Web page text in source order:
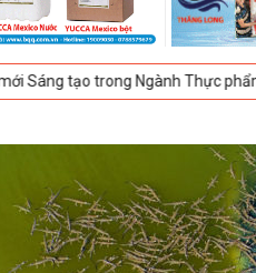
trong Ngành Thực phẩm Thủy